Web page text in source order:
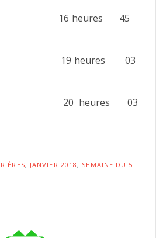
16 heures 45
heures 03
heures 03
, JANVIER 2018, SEMAINE DU 5